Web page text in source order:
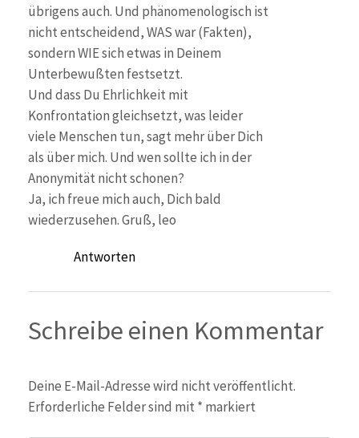
übrigens auch. Und phänomenologisch ist
nicht entscheidend, WAS war (Fakten),
sondern WIE sich etwas in Deinem
Unterbewußten festsetzt.
Und dass Du Ehrlichkeit mit
Konfrontation gleichsetzt, was leider
viele Menschen tun, sagt mehr über Dich
als über mich. Und wen sollte ich in der
Anonymität nicht schonen?
Ja, ich freue mich auch, Dich bald
wiederzusehen. Gruß, leo
Antworten
Schreibe einen Kommentar
Deine E-Mail-Adresse wird nicht veröffentlicht.
Erforderliche Felder sind mit * markiert